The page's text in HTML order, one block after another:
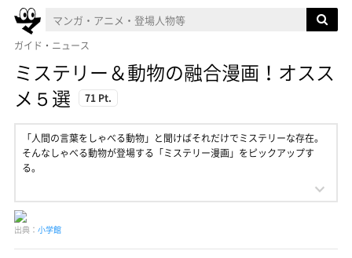
ガイド・ニュース
ミステリー＆動物の融合漫画！オスス
メ５選
71 Pt.
「人間の言葉をしゃべる動物」と聞けばそれだけでミステリーな存在。
そんなしゃべる動物が登場する「ミステリー漫画」をピックアップす
る。
出典： 小学館